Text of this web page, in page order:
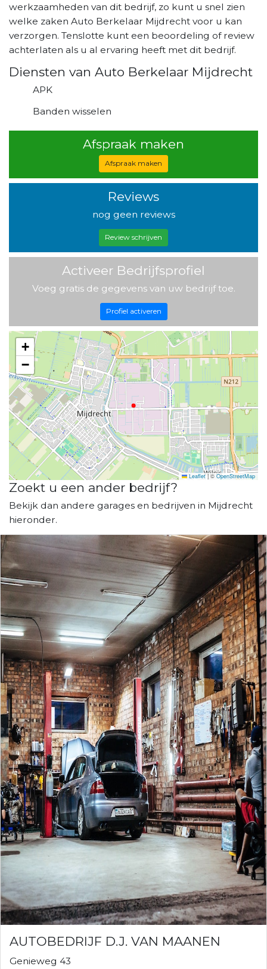
werkzaamheden van dit bedrijf, zo kunt u snel zien
welke zaken Auto Berkelaar Mijdrecht voor u kan
verzorgen. Tenslotte kunt een beoordeling of review
achterlaten als u al ervaring heeft met dit bedrijf.
Diensten van Auto Berkelaar Mijdrecht
APK
Banden wisselen
Afspraak maken
Afspraak maken
Reviews
nog geen reviews
Review schrijven
Activeer Bedrijfsprofiel
Voeg gratis de gegevens van uw bedrijf toe.
Profiel activeren
+
−
Leaflet |© OpenStreetMap
Zoekt u een ander bedrijf?
Bekijk dan andere garages en bedrijven in Mijdrecht
hieronder.
AUTOBEDRIJF D.J. VAN MAANEN
Genieweg 43